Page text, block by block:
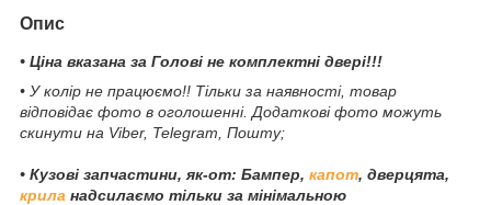
Опис
• Ціна вказана за Голові не комплектні двері!!!
• У колір не працюємо!! Тільки за наявності, товар
відповідає фото в оголошенні. Додаткові фото можуть
скинути на Viber, Telegram, Пошту;
• Кузові запчастини, як-от: Бампер, капот, дверцята,
крила надсилаємо тільки за мінімальною